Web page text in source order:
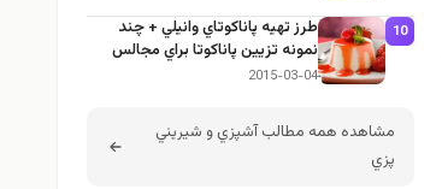
10
طرز تهيه پاناكوتاي وانيلي + چند
نمونه تزيين پاناكوتا براي مجالس
2015-03-04
مشاهده همه مطالب آشپزي و شيريني
پزي